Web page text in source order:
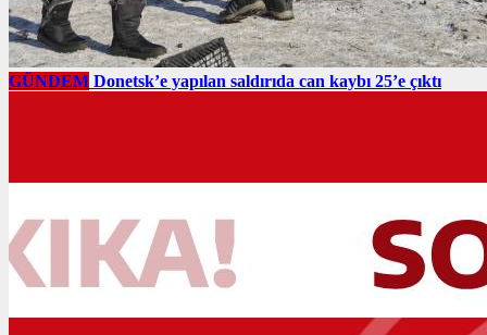
GÜNDEM Donetsk’e yapılan saldırıda can kaybı 25’e çıktı